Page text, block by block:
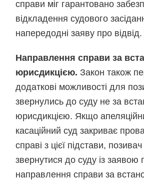
справи міг гарантовано
відкладення судового
напередодні заяву про відвід.
Направлення справи за
юрисдикцією. Закон також
додаткові можливості для
звернулись до суду не за
юрисдикцією. Якщо
касаційний суд закриває
справі з цієї підстави,
звернутися до суду із заявою
направлення справи за